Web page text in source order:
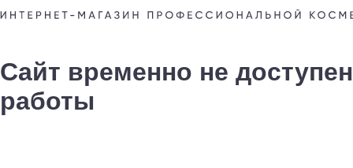
Сайт временно не
работы